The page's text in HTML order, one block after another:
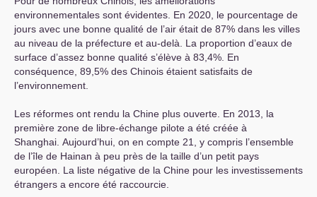
environnementales sont évidentes. En 2020, le pourcentage de
jours avec une bonne qualité de l’air était de 87% dans les villes
au niveau de la préfecture et au-delà. La proportion d’eaux de
surface d’assez bonne qualité s’élève à 83,4%. En
conséquence, 89,5% des Chinois étaient satisfaits de
l’environnement.
Les réformes ont rendu la Chine plus ouverte. En 2013, la
première zone de libre-échange pilote a été créée à
Shanghai. Aujourd’hui, on en compte 21, y compris l’ensemble
de l’île de Hainan à peu près de la taille d’un petit pays
européen. La liste négative de la Chine pour les investissements
étrangers a encore été raccourcie.